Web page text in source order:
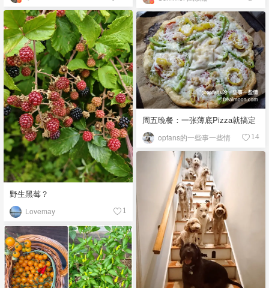
野生黑莓？
Lovemay 1
周五晚餐：一张薄底Pizza就搞定
opfans的一些事一些情 14